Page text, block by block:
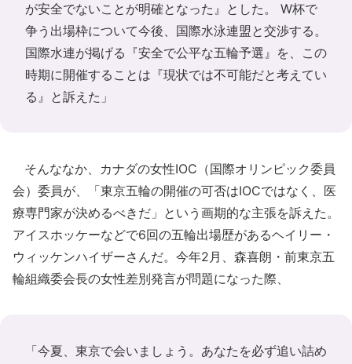
が安全でないことが明確となった』とした。 W杯で
争う出場枠について今後、国際水泳連盟と交渉する。
国際水連が掲げる『安全で公平な五輪予選』を、この
時期に開催することは『現状では不可能だと考えてい
る』と訴えた」
そんななか、カナダの女性IOC（国際オリンピック委員
会）委員が、「東京五輪の開催の可否はIOCではなく、医
療専門家が決めるべきだ」という画期的な主張を訴えた。
アイスホッケーなどで6回の五輪出場歴があるヘイリー・
ウィッケンハイザーさんだ。今年2月、森喜朗・前東京五
輪組織委会長の女性差別発言が問題になった際、
「今夏、東京で会いましょう。あなたを必ず追い詰め